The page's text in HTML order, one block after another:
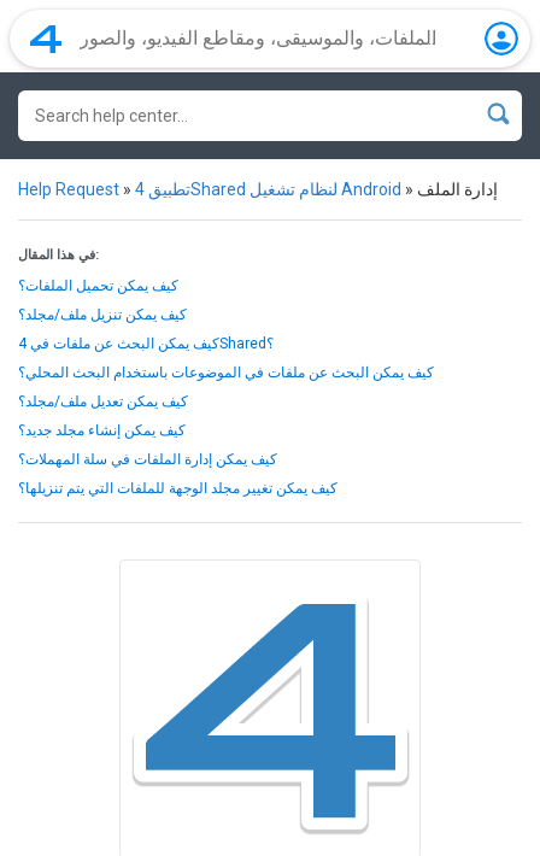
Help Request » تطبيق 4Shared لنظام تشغيل Android » إدارة الملف
في هذا المقال:
كيف يمكن تحميل الملفات؟
كيف يمكن تنزيل ملف/مجلد؟
كيف يمكن البحث عن ملفات في 4Shared؟
كيف يمكن البحث عن ملفات في الموضوعات باستخدام البحث المحلي؟
كيف يمكن تعديل ملف/مجلد؟
كيف يمكن إنشاء مجلد جديد؟
كيف يمكن إدارة الملفات في سلة المهملات؟
كيف يمكن تغيير مجلد الوجهة للملفات التي يتم تنزيلها؟